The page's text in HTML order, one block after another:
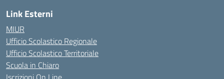
Link Esterni
MIUR
Ufficio Scolastico Regionale
Ufficio Scolastico Territoriale
Scuola in Chiaro